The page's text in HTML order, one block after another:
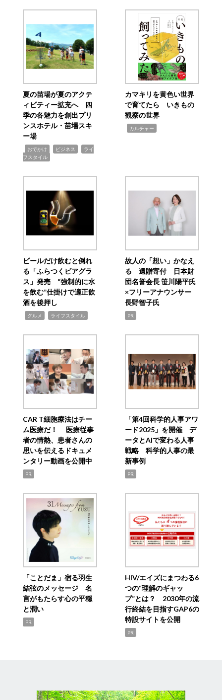
夏の苗場が夏のアクテ
ィビティー拡充へ 四
季の各魅力を創出プリ
ンスホテル・苗場スキ
ー場
おでかけ ビジネス
ライ
フスタイル
カマキリを黄色い世界
で育てたら いきもの
観察の世界
カルチャー
ビールだけ飲むと倒れ
る「ふらつくビアグラ
ス」発売 “強制的に水
を飲む”仕掛けで適正飲
酒を後押し
グルメ ライフスタイル
故人の「想い」かなえ
る 遺贈寄付 日本財
団名誉会長 笹川陽平氏
×フリーアナウンサー
長野智子氏
PR
CAR T細胞療法はチー
ム医療だ！ 医療従事
者の情熱、患者さんの
思いを伝えるドキュメ
ンタリー動画を公開中
PR
「第4回科学的人事アワ
ード2025」を開催 デ
ータとAIで変わる人事
戦略 科学的人事の最
新事例
PR
「ことだま」宿る羽生
結弦のメッセージ 名
言がもたらす心の平穏
と潤い
PR
HIV/エイズにまつわる6
つの“理解のギャッ
プ”とは？ 2030年の流
行終結を目指すGAP6の
特設サイトを公開
PR